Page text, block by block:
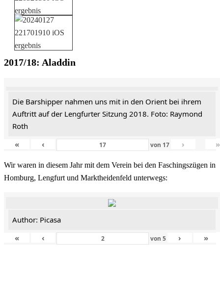
2017/18: Aladdin
Die Barshipper nahmen uns mit in den Orient bei ihrem
Auftritt auf der Lengfurter Sitzung 2018. Foto: Raymond
Roth
«
‹ von 17 › »
Wir waren in diesem Jahr mit dem Verein bei den Faschingszügen in
Homburg, Lengfurt und Marktheidenfeld unterwegs:
Author: Picasa
«
‹ von5 › »